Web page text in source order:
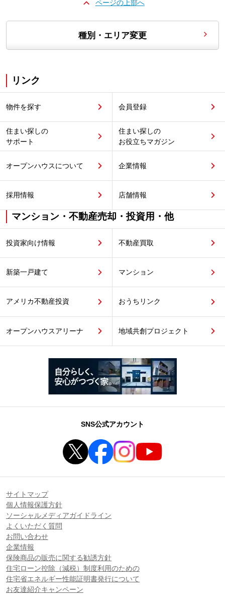
ページの上部へ
種別・エリア変更
リンク
物件を探す 会員登録
住まい探しの
サポート
住まい探しの
お役立ちマガジン
オープンハウスについて 企業情報
採用情報 店舗情報
マンション・不動産売却・投資用・他
投資家向け情報 不動産買取
新築一戸建て マンション
アメリカ不動産投資 おうちリンク
オープンハウスアリーナ 地域共創プロジェクト
SNS公式アカウント
サイトマップ
個人情報保護方針
ソーシャルメディアガイドライン
よくいただく質問
お問い合わせ
企業情報
保険商品の販売に関する勧誘方針
住宅ローン控除（減税）制度利用のための
住宅省エネルギー性能証明書発行について
お友達紹介キャンペーン